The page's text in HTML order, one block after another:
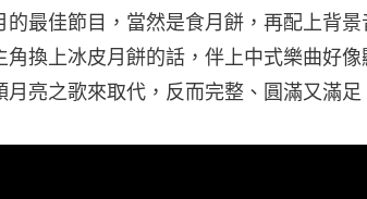
的最佳節目，當然是食月餅，再配上背
角換上冰皮月餅的話，伴上中式樂曲好像
月亮之歌來取代，反而完整、圓滿又滿足